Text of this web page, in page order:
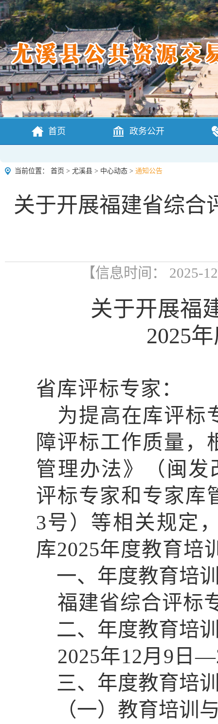
首页 政务公开
当前位置： 首页 > 尤溪县 > 中心动态 > 通知公告
关于开展福建省综合
【信息时间： 2025-
关于开展福
2025
省库评标专家：
为提高在库评标
障评标工作质量，
管理办法》（闽发
评标专家和专家库
3号）等相关规定
库2025年度教育培
一、 年度教育培
福建省综合评标
二、年度教育培
2025年12月9日
三、 年度教育培
（一）教育培训